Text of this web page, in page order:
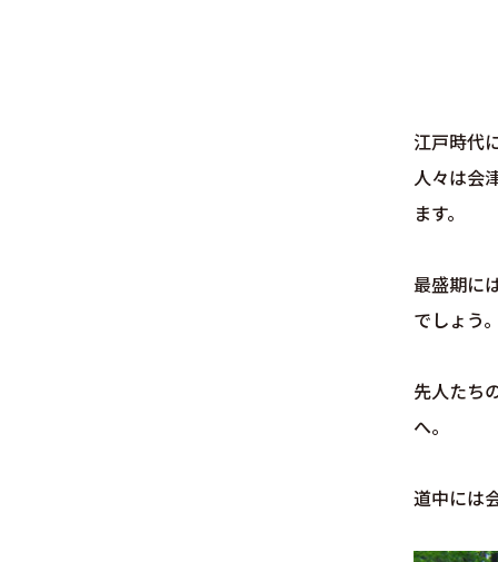
江戸時代
人々は会
ます。
最盛期に
でしょう。
先人たち
へ。
道中には